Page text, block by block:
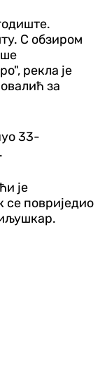
С обзиром
рекла је
за
33-
је
се повриједио